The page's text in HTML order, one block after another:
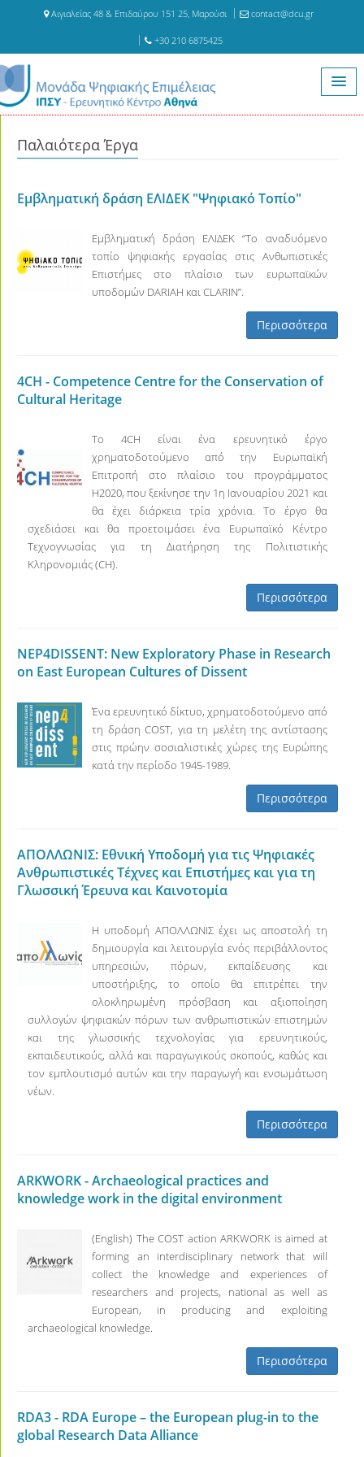
Αιγιαλείας 48 & Επιδαύρου 151 25, Μαρούσι contact@dcu.gr
+30 210 6875425
Παλαιότερα Έργα
Παλαιότερα Έργα
Εμβληματική δράση ΕΛΙΔΕΚ "Ψηφιακό Τοπίο"
Εμβληματική δράση ΕΛΙΔΕΚ “Το αναδυόμενο
τοπίο ψηφιακής εργασίας στις Ανθωπιστικές
Επιστήμες στο πλαίσιο των ευρωπαϊκών
υποδομών DARIAH και CLARIN”.
Περισσότερα
4CH - Competence Centre for the Conservation of
Cultural Heritage
Το 4CH είναι ένα ερευνητικό έργο
χρηματοδοτούμενο από την Ευρωπαϊκή
Επιτροπή στο πλαίσιο του προγράμματος
H2020, που ξεκίνησε την 1η Ιανουαρίου 2021 και
θα έχει διάρκεια τρία χρόνια. Το έργο θα
σχεδιάσει και θα προετοιμάσει ένα Ευρωπαϊκό Κέντρο
Τεχνογνωσίας για τη Διατήρηση της Πολιτιστικής
Κληρονομιάς (CH).
Περισσότερα
NEP4DISSENT: New Exploratory Phase in Research
on East European Cultures of Dissent
Ένα ερευνητικό δίκτυο, χρηματοδοτούμενο από
τη δράση COST, για τη μελέτη της αντίστασης
στις πρώην σοσιαλιστικές χώρες της Ευρώπης
κατά την περίοδο 1945-1989.
Περισσότερα
ΑΠΟΛΛΩΝΙΣ: Εθνική Υποδομή για τις Ψηφιακές
Ανθρωπιστικές Τέχνες και Επιστήμες και για τη
Γλωσσική Έρευνα και Καινοτομία
Η υποδομή ΑΠΟΛΛΩΝΙΣ έχει ως αποστολή τη
δημιουργία και λειτουργία ενός περιβάλλοντος
υπηρεσιών, πόρων, εκπαίδευσης και
υποστήριξης, το οποίο θα επιτρέπει την
ολοκληρωμένη πρόσβαση και αξιοποίηση
συλλογών ψηφιακών πόρων των ανθρωπιστικών επιστημών
και της γλωσσικής τεχνολογίας για ερευνητικούς,
εκπαιδευτικούς, αλλά και παραγωγικούς σκοπούς, καθώς και
τον εμπλουτισμό αυτών και την παραγωγή και ενσωμάτωση
νέων.
Περισσότερα
ARKWORK - Archaeological practices and
knowledge work in the digital environment
(English) The COST action ARKWORK is aimed at
forming an interdisciplinary network that will
collect the knowledge and experiences of
researchers and projects, national as well as
European, in producing and exploiting
archaeological knowledge.
Περισσότερα
RDA3 - RDA Europe – the European plug-in to the
global Research Data Alliance